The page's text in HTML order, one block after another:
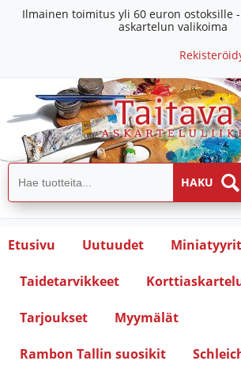
Ilmainen toimitus yli 60 euron ostoksille
askartelun valikoima
Etusivu Uutuudet Miniatyyrit
Taidetarvikkeet
Tarjoukset Myymälät
Rambon Tallin suosikit